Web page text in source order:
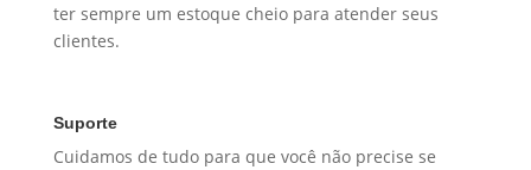
ter sempre um estoque cheio para atender seus
clientes.
Suporte
Cuidamos de tudo para que você não precise se